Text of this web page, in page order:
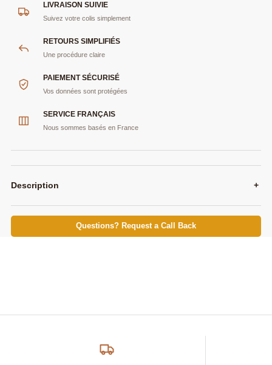
LIVRAISON SUIVIE
Suivez votre colis simplement
RETOURS SIMPLIFIÉS
Une procédure claire
PAIEMENT SÉCURISÉ
Vos données sont protégées
SERVICE FRANÇAIS
Nous sommes basés en France
Description +
Questions? Request a Call Back